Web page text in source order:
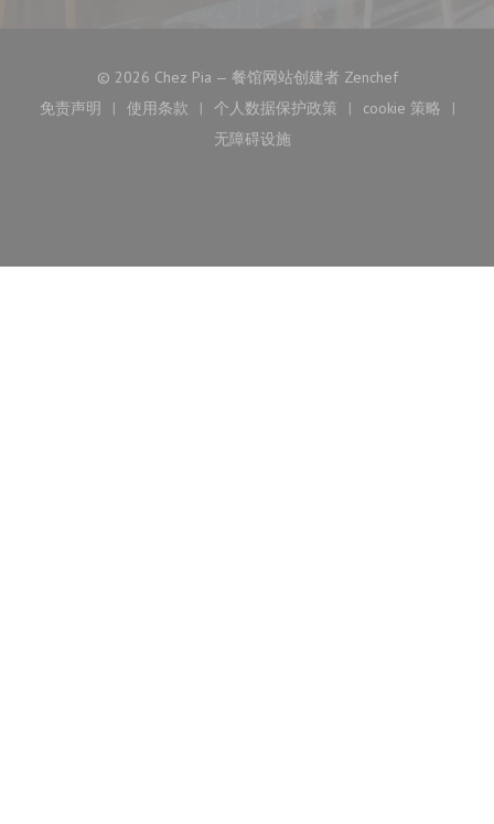
© 2026 Chez Pia — 餐馆网站创建者 Zenchef((在新窗口中
免责声明
((在新窗口中打开))
使用条款
((在新窗口中打开))
个人数据保护政策
((在新窗口中打开))
cookie 策略
((在新窗口
无障碍设施
((在新窗口中打开))